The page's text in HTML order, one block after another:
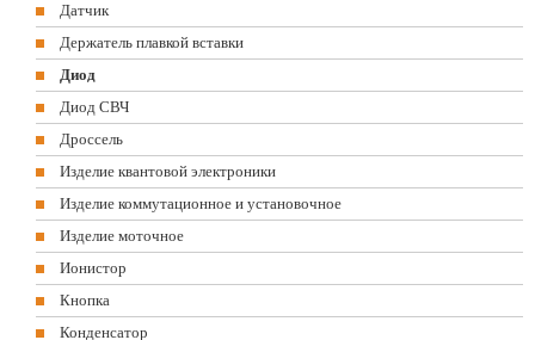
Датчик
Держатель плавкой вставки
Диод
Диод СВЧ
Дроссель
Изделие квантовой электроники
Изделие коммутационное и установочное
Изделие моточное
Ионистор
Кнопка
Конденсатор